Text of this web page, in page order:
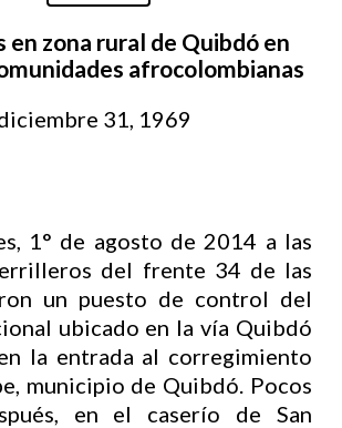
en zona rural de Quibdó en
afrocolombianas
31, 1969
1° de agosto de 2014 a las
del frente 34 de las
un puesto de control del
ubicado en la vía Quibdó
la entrada al corregimiento
municipio de Quibdó. Pocos
en el caserío de San